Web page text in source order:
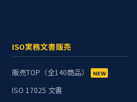
ISO実務文書販売
販売TOP（全140商品）
ISO 17025 文書